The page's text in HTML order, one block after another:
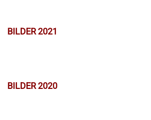
BILDER 2021
BILDER 2020